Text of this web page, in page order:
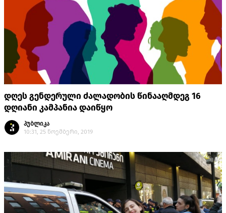
დღეს გენდერული ძალადობის წინააღმდეგ 16
დღიანი კამპანია დაიწყო
პუბლიკა
10:31, 25 ნოემბერი, 2019